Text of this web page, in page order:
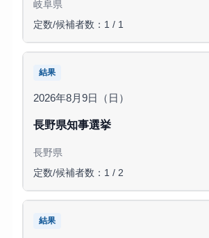
岐阜県
定数/候補者数：1 / 1
結果
2026年8月9日（日）
長野県知事選挙
長野県
定数/候補者数：1 / 2
結果